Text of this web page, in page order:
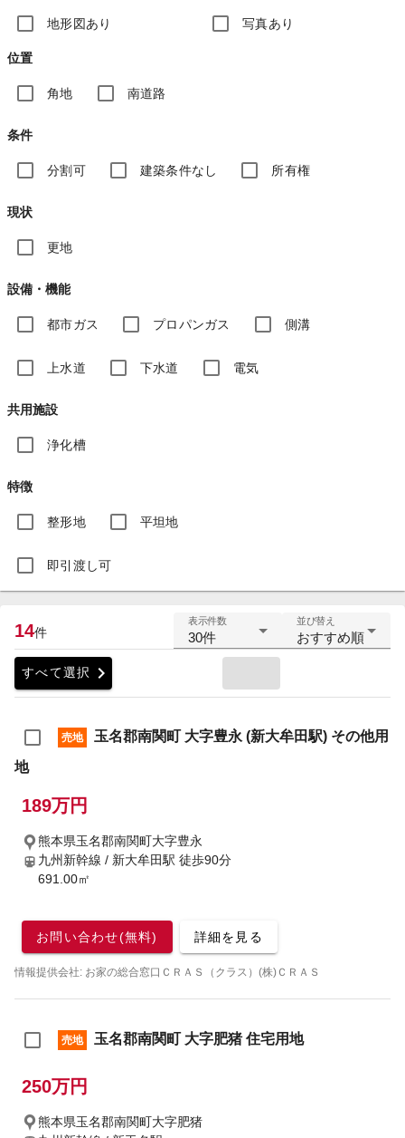
地形図あり 写真あり
位置
角地 南道路
条件
分割可 建築条件なし 所有権
現状
更地
設備・機能
都市ガス プロパンガス 側溝
上水道 下水道 電気
共用施設
浄化槽
特徴
整形地 平坦地
即引渡し可
14件
表示件数
30件
並び替え
おすすめ順
すべて選択 chevron_right
売地
玉名郡南関町 大字豊永 (新大牟田駅) その他用
地
189万円
熊本県玉名郡南関町大字豊永
九州新幹線 / 新大牟田駅 徒歩90分
691.00㎡
お問い合わせ(無料) 詳細を見る
情報提供会社: お家の総合窓口ＣＲＡＳ（クラス）(株)ＣＲＡＳ
売地 玉名郡南関町 大字肥猪 住宅用地
250万円
熊本県玉名郡南関町大字肥猪